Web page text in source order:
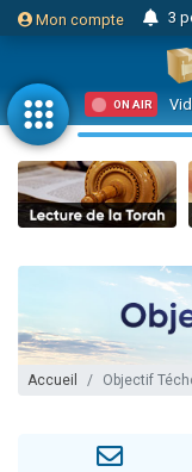
Mon compte
ON AIR
Accueil Objectif